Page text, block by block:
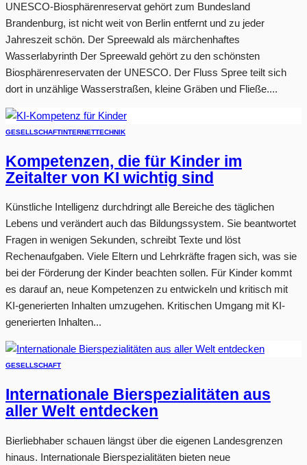
UNESCO-Biosphärenreservat gehört zum Bundesland
Brandenburg, ist nicht weit von Berlin entfernt und zu jeder
Jahreszeit schön. Der Spreewald als märchenhaftes
Wasserlabyrinth Der Spreewald gehört zu den schönsten
Biosphärenreservaten der UNESCO. Der Fluss Spree teilt sich
dort in unzählige Wasserstraßen, kleine Gräben und Fließe....
GESELLSCHAFTINTERNETTECHNIK
Kompetenzen, die für Kinder im
Zeitalter von KI wichtig sind
Künstliche Intelligenz durchdringt alle Bereiche des täglichen
Lebens und verändert auch das Bildungssystem. Sie beantwortet
Fragen in wenigen Sekunden, schreibt Texte und löst
Rechenaufgaben. Viele Eltern und Lehrkräfte fragen sich, was sie
bei der Förderung der Kinder beachten sollen. Für Kinder kommt
es darauf an, neue Kompetenzen zu entwickeln und kritisch mit
KI-generierten Inhalten umzugehen. Kritischen Umgang mit KI-
generierten Inhalten...
GESELLSCHAFT
Internationale Bierspezialitäten aus
aller Welt entdecken
Bierliebhaber schauen längst über die eigenen Landesgrenzen
hinaus. Internationale Bierspezialitäten bieten neue